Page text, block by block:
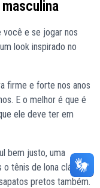
você e se jogar nos
look inspirado no
firme e forte nos anos
E o melhor é que é
ele deve ter em
bem justo, uma
tênis de lona clássico
pretos também.